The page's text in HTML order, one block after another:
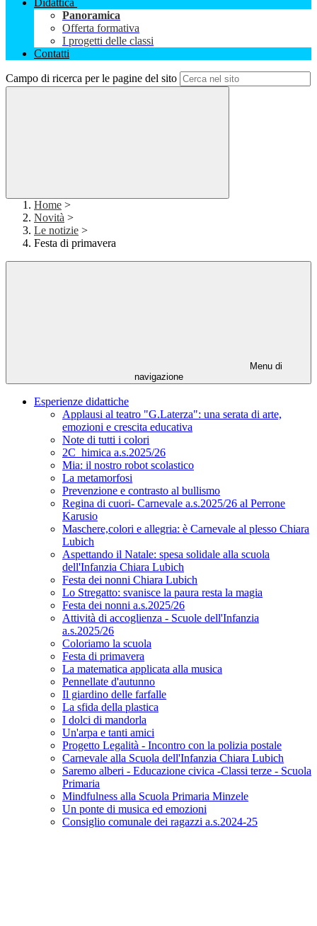
Didattica
Panoramica
Offerta formativa
I progetti delle classi
Contatti
Campo di ricerca per le pagine del sito
Home >
Novità >
Le notizie >
Festa di primavera
Menu di
navigazione
Esperienze didattiche
Applausi al teatro "G.Laterza": una serata di arte,
emozioni e crescita educativa
Note di tutti i colori
2C_himica a.s.2025/26
Mia: il nostro robot scolastico
La metamorfosi
Prevenzione e contrasto al bullismo
Regina di cuori- Carnevale a.s.2025/26 al Perrone
Karusio
Maschere,colori e allegria: è Carnevale al plesso Chiara
Lubich
Aspettando il Natale: spesa solidale alla scuola
dell'Infanzia Chiara Lubich
Festa dei nonni Chiara Lubich
Lo Stregatto: svanisce la paura resta la magia
Festa dei nonni a.s.2025/26
Attività di accoglienza - Scuole dell'Infanzia
a.s.2025/26
Coloriamo la scuola
Festa di primavera
La matematica applicata alla musica
Pennellate d'autunno
Il giardino delle farfalle
La sfida della plastica
I dolci di mandorla
Un'arpa e tanti amici
Progetto Legalità - Incontro con la polizia postale
Carnevale alla Scuola dell'Infanzia Chiara Lubich
Saremo alberi - Educazione civica -Classi terze - Scuola
Primaria
Mindfulness alla Scuola Primaria Minzele
Un ponte di musica ed emozioni
Consiglio comunale dei ragazzi a.s.2024-25